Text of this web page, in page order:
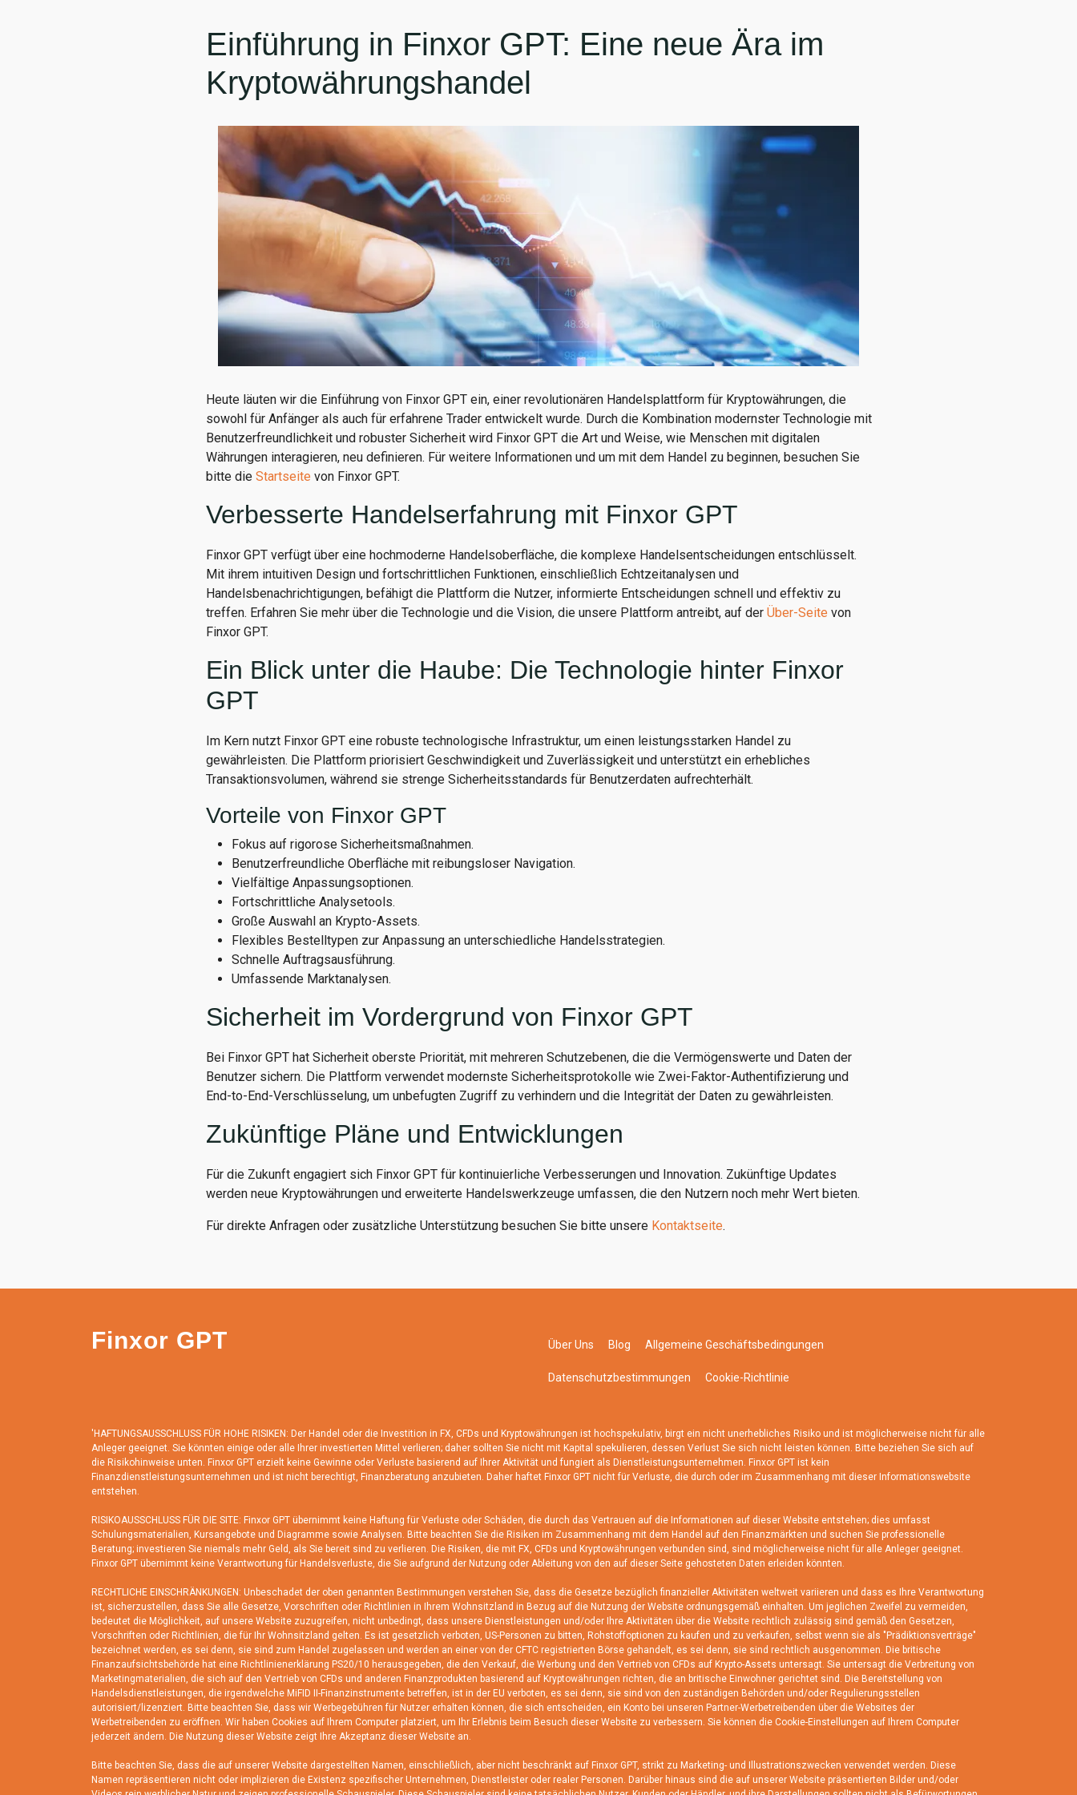
Einführung in Finxor GPT: Eine neue Ära im
Kryptowährungshandel
Heute läuten wir die Einführung von Finxor GPT ein, einer revolutionären Handelsplattform für Kryptowährungen, die
sowohl für Anfänger als auch für erfahrene Trader entwickelt wurde. Durch die Kombination modernster Technologie mit
Benutzerfreundlichkeit und robuster Sicherheit wird Finxor GPT die Art und Weise, wie Menschen mit digitalen
Währungen interagieren, neu definieren. Für weitere Informationen und um mit dem Handel zu beginnen, besuchen Sie
bitte die Startseite von Finxor GPT.
Verbesserte Handelserfahrung mit Finxor GPT
Finxor GPT verfügt über eine hochmoderne Handelsoberfläche, die komplexe Handelsentscheidungen entschlüsselt.
Mit ihrem intuitiven Design und fortschrittlichen Funktionen, einschließlich Echtzeitanalysen und
Handelsbenachrichtigungen, befähigt die Plattform die Nutzer, informierte Entscheidungen schnell und effektiv zu
treffen. Erfahren Sie mehr über die Technologie und die Vision, die unsere Plattform antreibt, auf der Über-Seite von
Finxor GPT.
Ein Blick unter die Haube: Die Technologie hinter Finxor
GPT
Im Kern nutzt Finxor GPT eine robuste technologische Infrastruktur, um einen leistungsstarken Handel zu
gewährleisten. Die Plattform priorisiert Geschwindigkeit und Zuverlässigkeit und unterstützt ein erhebliches
Transaktionsvolumen, während sie strenge Sicherheitsstandards für Benutzerdaten aufrechterhält.
Vorteile von Finxor GPT
Fokus auf rigorose Sicherheitsmaßnahmen.
Benutzerfreundliche Oberfläche mit reibungsloser Navigation.
Vielfältige Anpassungsoptionen.
Fortschrittliche Analysetools.
Große Auswahl an Krypto-Assets.
Flexibles Bestelltypen zur Anpassung an unterschiedliche Handelsstrategien.
Schnelle Auftragsausführung.
Umfassende Marktanalysen.
Sicherheit im Vordergrund von Finxor GPT
Bei Finxor GPT hat Sicherheit oberste Priorität, mit mehreren Schutzebenen, die die Vermögenswerte und Daten der
Benutzer sichern. Die Plattform verwendet modernste Sicherheitsprotokolle wie Zwei-Faktor-Authentifizierung und
End-to-End-Verschlüsselung, um unbefugten Zugriff zu verhindern und die Integrität der Daten zu gewährleisten.
Zukünftige Pläne und Entwicklungen
Für die Zukunft engagiert sich Finxor GPT für kontinuierliche Verbesserungen und Innovation. Zukünftige Updates
werden neue Kryptowährungen und erweiterte Handelswerkzeuge umfassen, die den Nutzern noch mehr Wert bieten.
Für direkte Anfragen oder zusätzliche Unterstützung besuchen Sie bitte unsere Kontaktseite.
Finxor GPT Über Uns Blog Allgemeine Geschäftsbedingungen
Datenschutzbestimmungen Cookie-Richtlinie
'HAFTUNGSAUSSCHLUSS FÜR HOHE RISIKEN: Der Handel oder die Investition in FX, CFDs und Kryptowährungen ist hochspekulativ, birgt ein nicht unerhebliches Risiko und ist möglicherweise nicht für alle
Anleger geeignet. Sie könnten einige oder alle Ihrer investierten Mittel verlieren; daher sollten Sie nicht mit Kapital spekulieren, dessen Verlust Sie sich nicht leisten können. Bitte beziehen Sie sich auf
die Risikohinweise unten. Finxor GPT erzielt keine Gewinne oder Verluste basierend auf Ihrer Aktivität und fungiert als Dienstleistungsunternehmen. Finxor GPT ist kein
Finanzdienstleistungsunternehmen und ist nicht berechtigt, Finanzberatung anzubieten. Daher haftet Finxor GPT nicht für Verluste, die durch oder im Zusammenhang mit dieser Informationswebsite
entstehen.
RISIKOAUSSCHLUSS FÜR DIE SITE: Finxor GPT übernimmt keine Haftung für Verluste oder Schäden, die durch das Vertrauen auf die Informationen auf dieser Website entstehen; dies umfasst
Schulungsmaterialien, Kursangebote und Diagramme sowie Analysen. Bitte beachten Sie die Risiken im Zusammenhang mit dem Handel auf den Finanzmärkten und suchen Sie professionelle
Beratung; investieren Sie niemals mehr Geld, als Sie bereit sind zu verlieren. Die Risiken, die mit FX, CFDs und Kryptowährungen verbunden sind, sind möglicherweise nicht für alle Anleger geeignet.
Finxor GPT übernimmt keine Verantwortung für Handelsverluste, die Sie aufgrund der Nutzung oder Ableitung von den auf dieser Seite gehosteten Daten erleiden könnten.
RECHTLICHE EINSCHRÄNKUNGEN: Unbeschadet der oben genannten Bestimmungen verstehen Sie, dass die Gesetze bezüglich finanzieller Aktivitäten weltweit variieren und dass es Ihre Verantwortung
ist, sicherzustellen, dass Sie alle Gesetze, Vorschriften oder Richtlinien in Ihrem Wohnsitzland in Bezug auf die Nutzung der Website ordnungsgemäß einhalten. Um jeglichen Zweifel zu vermeiden,
bedeutet die Möglichkeit, auf unsere Website zuzugreifen, nicht unbedingt, dass unsere Dienstleistungen und/oder Ihre Aktivitäten über die Website rechtlich zulässig sind gemäß den Gesetzen,
Vorschriften oder Richtlinien, die für Ihr Wohnsitzland gelten. Es ist gesetzlich verboten, US-Personen zu bitten, Rohstoffoptionen zu kaufen und zu verkaufen, selbst wenn sie als "Prädiktionsverträge"
bezeichnet werden, es sei denn, sie sind zum Handel zugelassen und werden an einer von der CFTC registrierten Börse gehandelt, es sei denn, sie sind rechtlich ausgenommen. Die britische
Finanzaufsichtsbehörde hat eine Richtlinienerklärung PS20/10 herausgegeben, die den Verkauf, die Werbung und den Vertrieb von CFDs auf Krypto-Assets untersagt. Sie untersagt die Verbreitung von
Marketingmaterialien, die sich auf den Vertrieb von CFDs und anderen Finanzprodukten basierend auf Kryptowährungen richten, die an britische Einwohner gerichtet sind. Die Bereitstellung von
Handelsdienstleistungen, die irgendwelche MiFID II-Finanzinstrumente betreffen, ist in der EU verboten, es sei denn, sie sind von den zuständigen Behörden und/oder Regulierungsstellen
autorisiert/lizenziert. Bitte beachten Sie, dass wir Werbegebühren für Nutzer erhalten können, die sich entscheiden, ein Konto bei unseren Partner-Werbetreibenden über die Websites der
Werbetreibenden zu eröffnen. Wir haben Cookies auf Ihrem Computer platziert, um Ihr Erlebnis beim Besuch dieser Website zu verbessern. Sie können die Cookie-Einstellungen auf Ihrem Computer
jederzeit ändern. Die Nutzung dieser Website zeigt Ihre Akzeptanz dieser Website an.
Bitte beachten Sie, dass die auf unserer Website dargestellten Namen, einschließlich, aber nicht beschränkt auf Finxor GPT, strikt zu Marketing- und Illustrationszwecken verwendet werden. Diese
Namen repräsentieren nicht oder implizieren die Existenz spezifischer Unternehmen, Dienstleister oder realer Personen. Darüber hinaus sind die auf unserer Website präsentierten Bilder und/oder